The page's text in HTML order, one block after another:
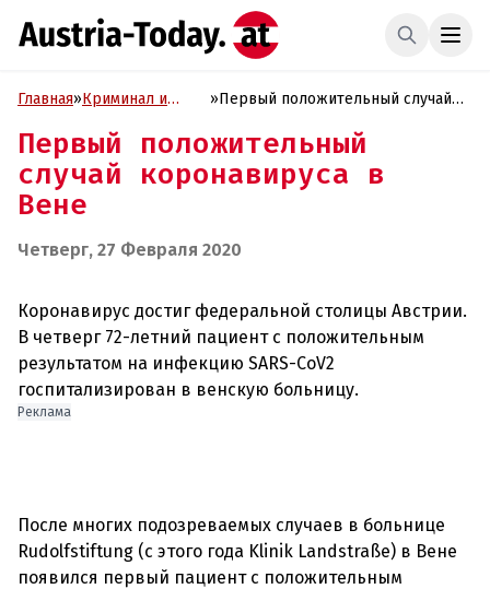
Главная»Криминал и
»Первый положительный случай
Первый положительный
случай коронавируса в
Вене
Четверг, 27 Февраля 2020
Коронавирус достиг федеральной столицы Австрии.
В четверг 72-летний пациент с положительным
результатом на инфекцию SARS-CoV2
Реклама
После многих подозреваемых случаев в больнице
Rudolfstiftung (с этого года Klinik Landstraße) в Вене
появился первый пациент с положительным